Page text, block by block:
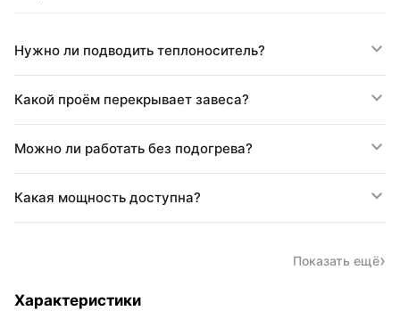
Нужно ли подводить теплоноситель?
Какой проём перекрывает завеса?
Можно ли работать без подогрева?
Какая мощность доступна?
Показать ещё
Характеристики